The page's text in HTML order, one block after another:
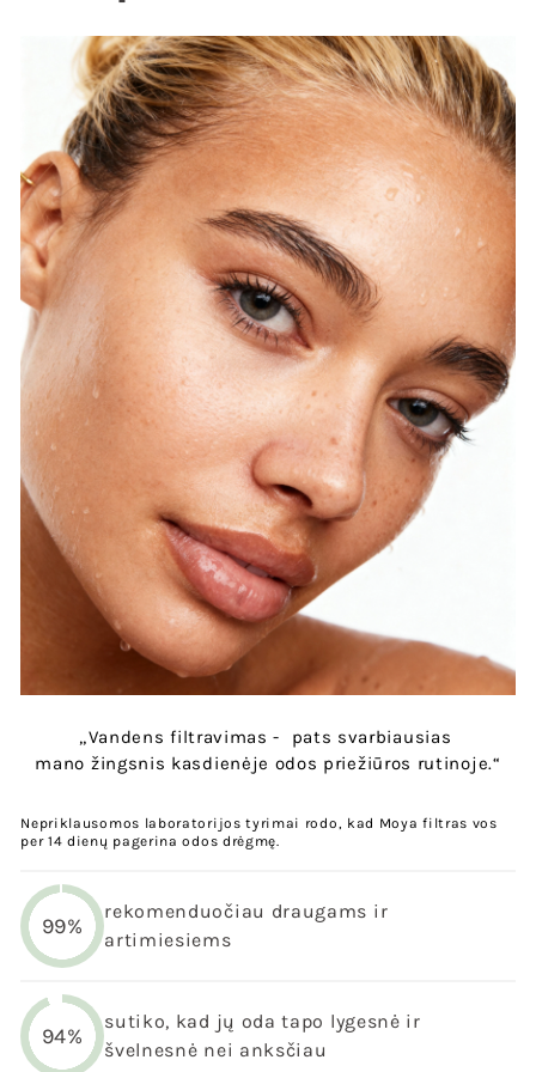
„Vandens filtravimas - pats svarbiausias
mano žingsnis kasdienėje odos priežiūros rutinoje.“
Nepriklausomos laboratorijos tyrimai rodo, kad Moya filtras vos
per 14 dienų pagerina odos drėgmę.
99%
rekomenduočiau draugams ir
artimiesiems
94%
sutiko, kad jų oda tapo lygesnė ir
švelnesnė nei anksčiau